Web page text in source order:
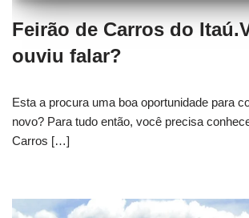
Feirão de Carros do
ouviu falar?
Esta a procura uma boa oportunidade para
novo? Para tudo então, você precisa
Carros […]